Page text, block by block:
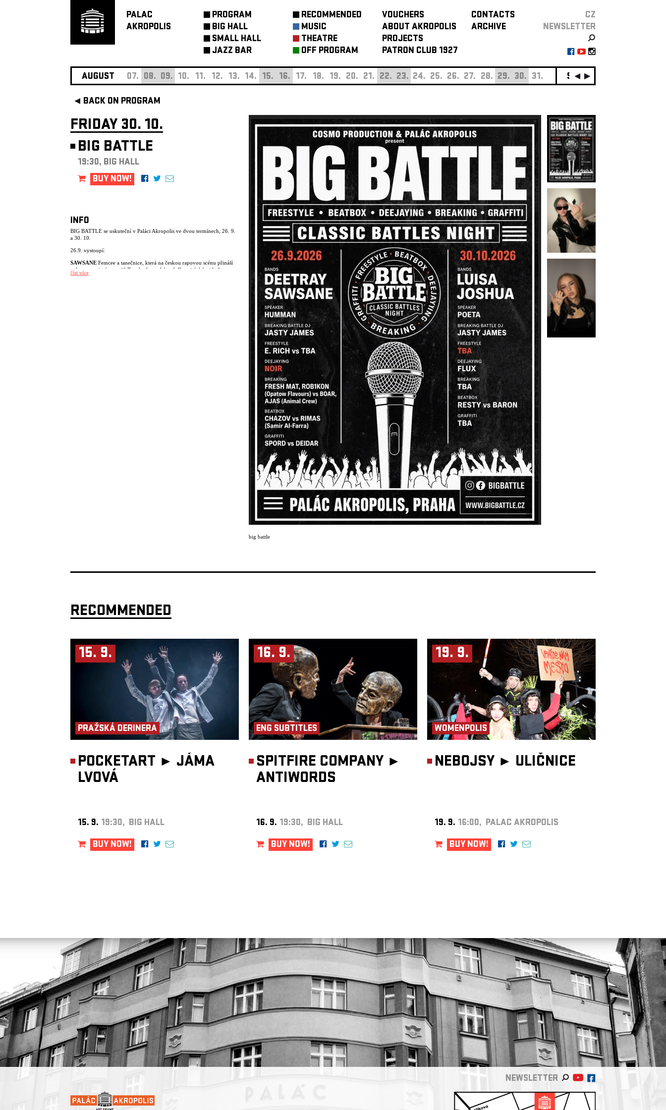
PALAC
AKROPOLIS
PROGRAM
BIG HALL
SMALL HALL
JAZZ BAR
RECOMMENDED
MUSIC
THEATRE
OFF PROGRAM
VOUCHERS
ABOUT AKROPOLIS
PROJECTS
PATRON CLUB 1927
CONTACTS
ARCHIVE
CZ
NEWSLETTER
AUGUST 07. 08. 09. 10. 11. 12. 13. 14. 15. 16. 17. 18. 19. 20. 21. 22. 23. 24. 25. 26. 27. 28. 29. 30. 31. SEPTEMBER
BACK ON PROGRAM
FRIDAY 30. 10.
BIG BATTLE
19:30, BIG HALL
BUY NOW!
INFO
BIG BATTLE se uskuteční v Paláci Akropolis ve dvou termínech, 26. 9.
a 30. 10.
26.9. vystoupí:
SAWSANE Femcee a tanečnice, která na českou rapovou scénu přináší
nekompromisní energii! Tato karlovarská rodačka s iráckými kořeny
nejde pro ostré slovo daleko a ve své tvorbě mistrně propojuje moderní
číst více
big battle
RECOMMENDED
15. 9.
PRAŽSKÁ DERINERA
POCKETART ► JÁMA
LVOVÁ
15. 9. 19:30, BIG HALL
BUY NOW!
16. 9.
ENG SUBTITLES
SPITFIRE COMPANY ►
ANTIWORDS
16. 9. 19:30, BIG HALL
BUY NOW!
19. 9.
WOMENPOLIS
NEBOJSY ► ULIČNICE
19. 9. 16:00, PALAC AKROPOLIS
BUY NOW!
NEWSLETTER